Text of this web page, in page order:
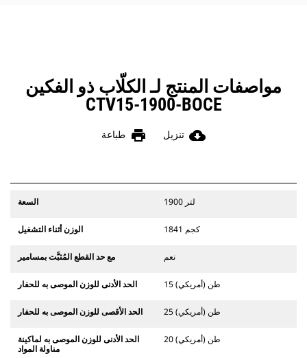
مواصفات المنتج لـ الكلّاب ذو الفكين
CTV15-1900-BOCE
cloud_download تنزيل print طباعة
السعة 1900 لتر
الوزن أثناء التشغيل 1841 كجم
مع حد القطع المُثبَّت بمسامير نعم
الحد الأدنى للوزن الموصى به للحفار 15 طن (أمريكي)
الحد الأقصى للوزن الموصى به للحفار 25 طن (أمريكي)
الحد الأدنى للوزن الموصى به لماكينة
مناولة المواد
20 طن (أمريكي)